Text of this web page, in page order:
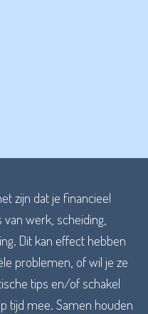
zijn dat je financieel
werk, scheiding,
Dit kan effect hebben
problemen, of wil je ze
tips en/of schakel
tijd mee. Samen houden